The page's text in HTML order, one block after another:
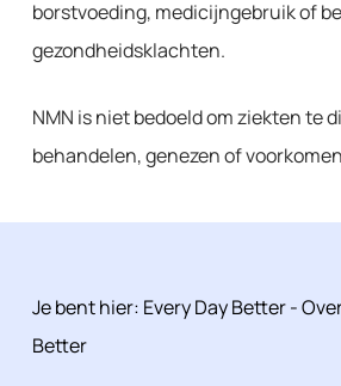
borstvoeding, medicijngebruik of
gezondheidsklachten.
NMN is niet bedoeld om ziekten te
behandelen, genezen of
Je bent hier: Every Day Better-
Better